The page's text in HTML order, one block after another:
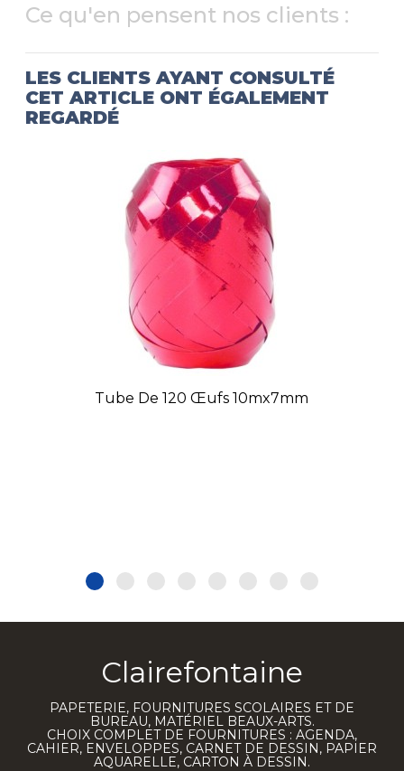
Ce qu'en pensent nos clients :
LES CLIENTS AYANT CONSULTÉ
CET ARTICLE ONT ÉGALEMENT
REGARDÉ
Tube De 120 Œufs 10mx7mm
Clairefontaine
PAPETERIE, FOURNITURES SCOLAIRES ET DE
BUREAU, MATÉRIEL BEAUX-ARTS.
CHOIX COMPLET DE FOURNITURES : AGENDA,
CAHIER, ENVELOPPES, CARNET DE DESSIN, PAPIER
AQUARELLE, CARTON À DESSIN.